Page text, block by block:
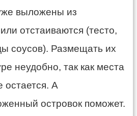
выложены из
отстаиваются (тесто,
соусов). Размещать их
неудобно, так как места
остается. А
островок поможет.